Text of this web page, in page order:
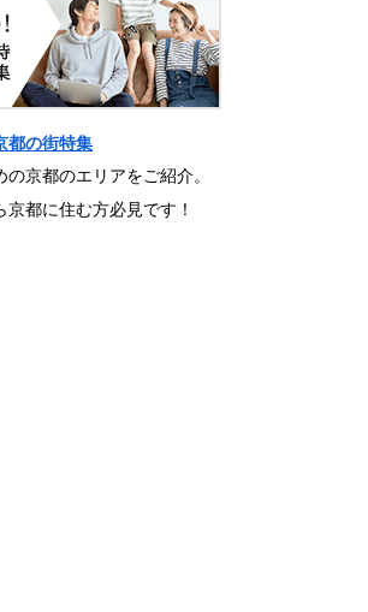
都の街特集
京都のエリアをご紹介。
都に住む方必見です！